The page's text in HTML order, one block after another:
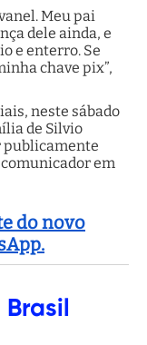
Meu pai
dele ainda, e
e enterro. Se
chave pix”,
neste sábado
de Silvio
publicamente
em
do novo
Brasil